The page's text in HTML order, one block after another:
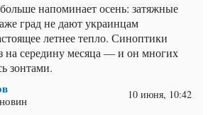
напоминает осень: затяжные
град не дают украинцам
летнее тепло. Синоптики
на середину месяца — и он многих
зонтами.
10 июня, 10:42